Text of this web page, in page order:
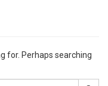
for. Perhaps searching